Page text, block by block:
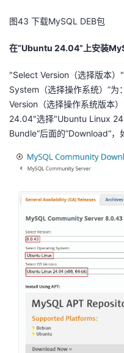
程
认
证
的
实
验
我
的
收
藏
支
持
声
建
议
图43 下载MySQL DEB包
在“Ubuntu 24.04”上安装
"Select Version（选择版本
System（选择操作系统）”
Version（选择操作系统版本
24.04"选择"Ubuntu Linux
Bundle“后面的”Download“，